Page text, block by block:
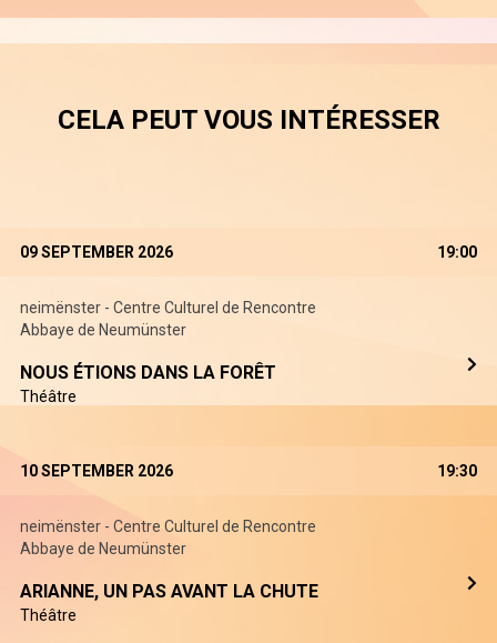
CELA PEUT VOUS INTÉRESSER
09 SEPTEMBER 2026 19:00
neimënster - Centre Culturel de Rencontre
Abbaye de Neumünster
NOUS ÉTIONS DANS LA FORÊT
Théâtre
10 SEPTEMBER 2026 19:30
neimënster - Centre Culturel de Rencontre
Abbaye de Neumünster
ARIANNE, UN PAS AVANT LA CHUTE
Théâtre